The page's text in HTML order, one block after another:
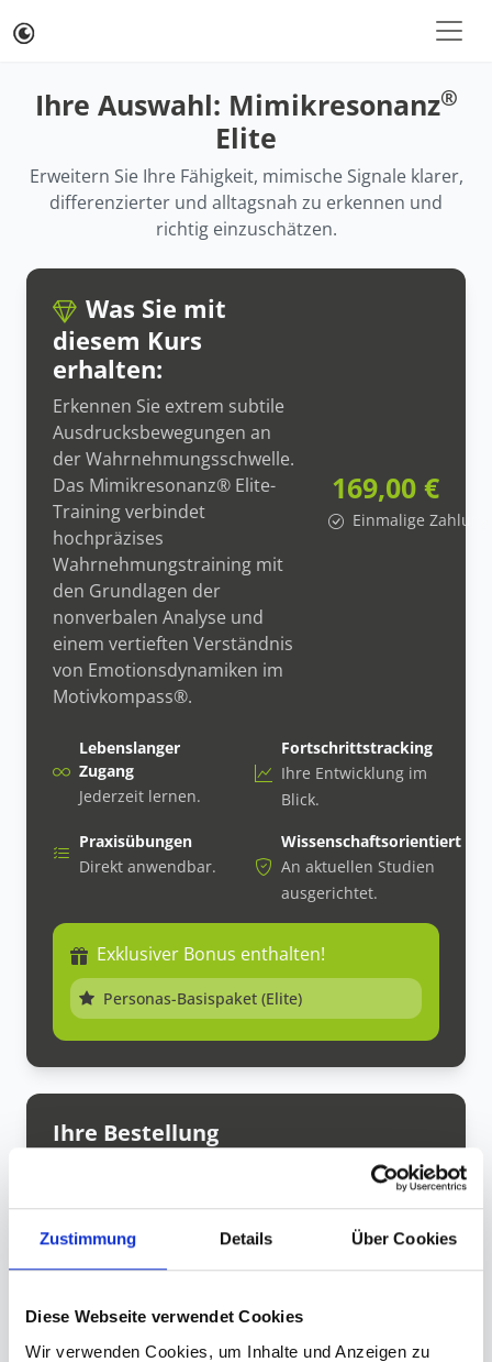
Zustimmung Details Über Cookies
Diese Webseite verwendet Cookies
Wir verwenden Cookies, um Inhalte und Anzeigen zu
Ihre Auswahl: Mimikresonanz®
Elite
Erweitern Sie Ihre Fähigkeit, mimische Signale klarer,
differenzierter und alltagsnah zu erkennen und
richtig einzuschätzen.
Was Sie mit
diesem Kurs
erhalten:
Erkennen Sie extrem subtile
Ausdrucksbewegungen an
der Wahrnehmungsschwelle.
Das Mimikresonanz® Elite-
Training verbindet
hochpräzises
Wahrnehmungstraining mit
den Grundlagen der
nonverbalen Analyse und
einem vertieften Verständnis
von Emotionsdynamiken im
Motivkompass®.
169,00 €
Einmalige Zahlung
Lebenslanger
Zugang
Jederzeit lernen.
Fortschrittstracking
Ihre Entwicklung im
Blick.
Praxisübungen
Direkt anwendbar.
Wissenschaftsorientiert
An aktuellen Studien
ausgerichtet.
Exklusiver Bonus enthalten!
Personas-Basispaket (Elite)
Ihre Bestellung
169,00 €
Personas-Basispaket (Elite)
kostenlos enthalten
0,00 €
inkl. MwSt.